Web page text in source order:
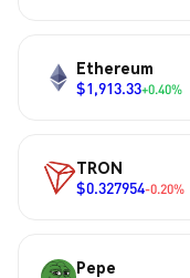
Ethereum
$1,913.33+0.40%
TRON
$0.327954-0.20%
Pepe